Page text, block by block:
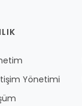
Yönetimi